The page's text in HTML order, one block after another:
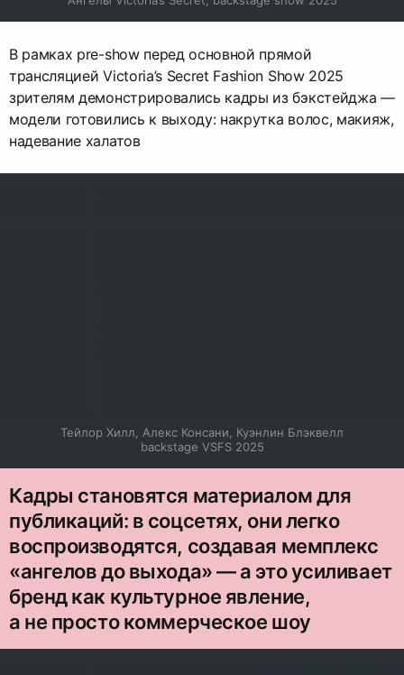
В рамках pre-show перед основной прямой
трансляцией Victoria’s Secret Fashion Show 2025
зрителям демонстрировались кадры из бэкстейджа —
модели готовились к выходу: накрутка волос, макияж,
надевание халатов
Тейлор Хилл, Алекс Консани, Куэнлин Блэквелл
backstage VSFS 2025
Кадры становятся материалом для
публикаций: в соцсетях, они легко
воспроизводятся, создавая мемплекс
«ангелов до выхода» — а это усиливает
бренд как культурное явление,
а не просто коммерческое шоу